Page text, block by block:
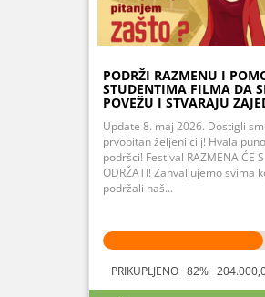
PODRŽI RAZMENU I
STUDENTIMA FILMA DA
POVEŽU I STVARAJU
Update 8. maj 2026. Dostigli
prvobitan željeni cilj! Hvala
podršci! Festival RAZMENA ĆE
ODRŽATI! Zahvaljujemo svima
podržali naš...
PRIKUPLJENO 82%